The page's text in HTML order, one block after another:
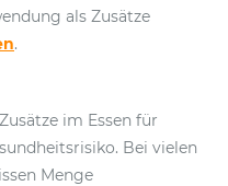
als Zusätze
.
im Essen für
Bei vielen
Menge